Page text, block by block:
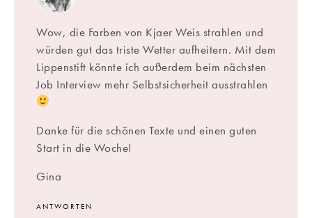
Wow, die Farben von Kjaer Weis strahlen und
würden gut das triste Wetter aufheitern. Mit dem
Lippenstift könnte ich außerdem beim nächsten
Job Interview mehr Selbstsicherheit ausstrahlen
Danke für die schönen Texte und einen guten
Start in die Woche!
Gina
ANTWORTEN